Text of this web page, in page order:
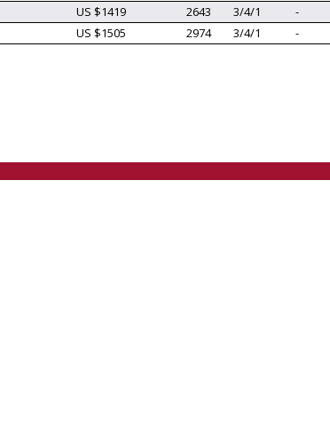
US $1419 2643 3/4/1 -
US $1505 2974 3/4/1 -